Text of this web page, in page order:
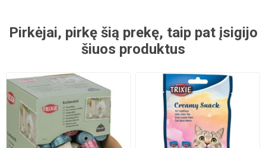
Pirkėjai, pirkę šią prekę, taip pat įsigijo
šiuos produktus